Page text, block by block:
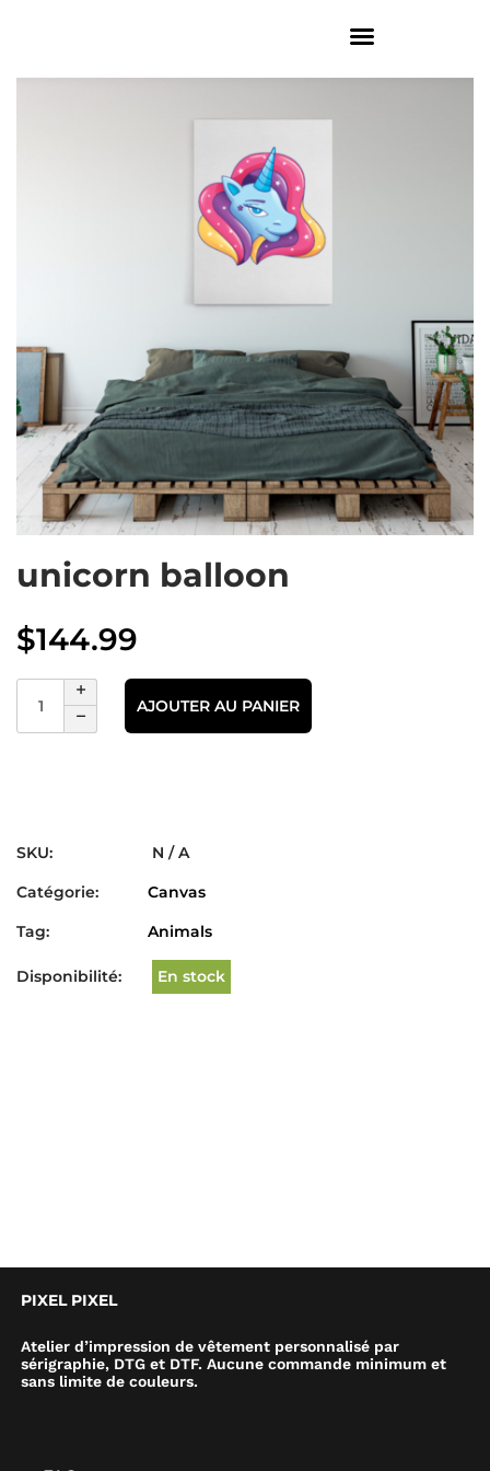
unicorn balloon
$144.99
AJOUTER AU PANIER
SKU:
N / A
Catégorie:
Canvas
Tag:
Animals
Disponibilité: En stock
PIXEL PIXEL
Atelier d’impression de vêtement personnalisé par
sérigraphie, DTG et DTF. Aucune commande minimum et
sans limite de couleurs.